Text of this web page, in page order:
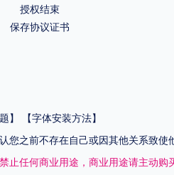
授权结束
保存协议证书
】
【字体安装方法】
您之前不存在自己或因其他关系致使
止任何商业用途，商业用途请主动购